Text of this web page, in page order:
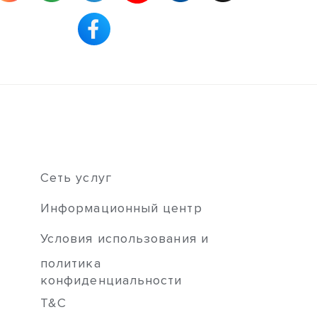
Сеть услуг
Информационный центр
Условия использования и
политика
конфиденциальности
T&C